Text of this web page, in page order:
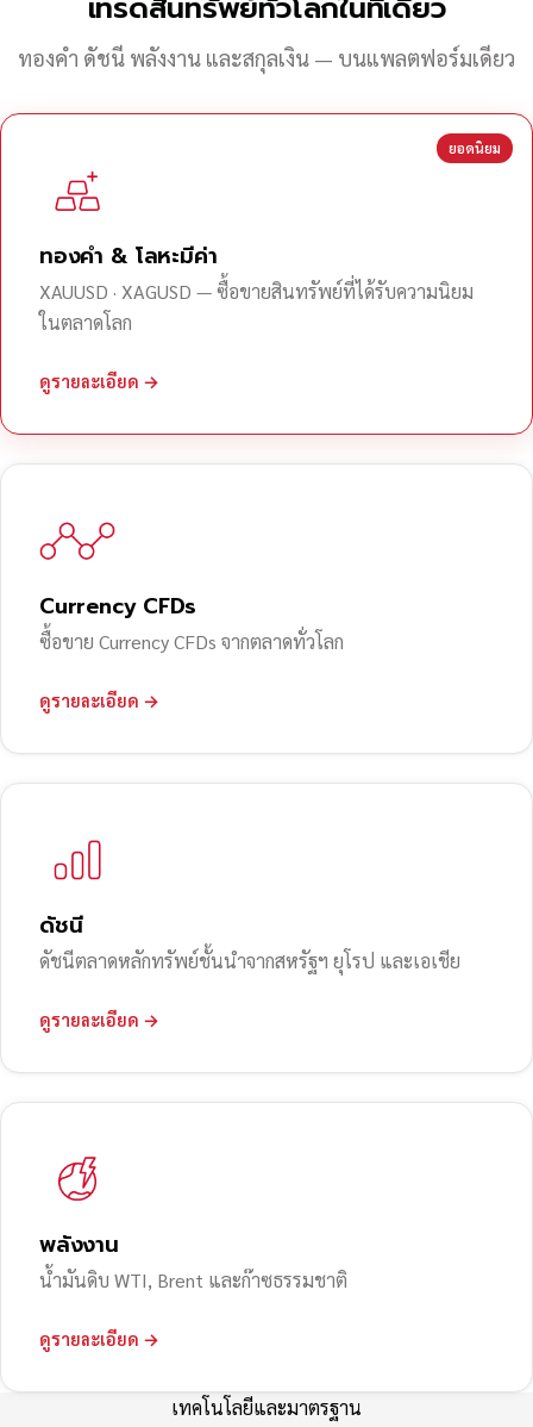
ทองคำ ดัชนี พลังงาน และสกุลเงิน — บนแพลตฟอร์มเดียว
ยอดนิยม
ทองคำ & โลหะมีค่า
XAUUSD · XAGUSD — ซื้อขายสินทรัพย์ที่ได้รับความนิยม
ในตลาดโลก
ดูรายละเอียด →
Currency CFDs
ซื้อขาย Currency CFDs จากตลาดทั่วโลก
ดูรายละเอียด →
ดัชนี
ดัชนีตลาดหลักทรัพย์ชั้นนำจากสหรัฐฯ ยุโรป และเอเชีย
ดูรายละเอียด →
พลังงาน
น้ำมันดิบ WTI, Brent และก๊าซธรรมชาติ
ดูรายละเอียด →
เทคโนโลยีและมาตรฐาน